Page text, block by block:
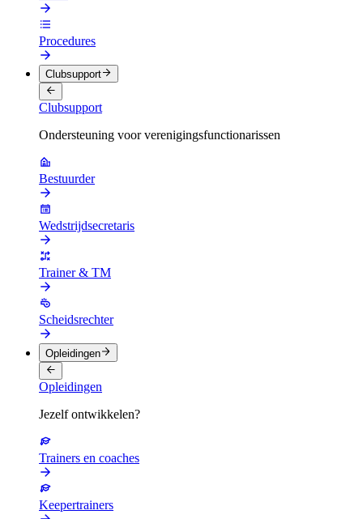
Procedures
Clubsupport
Clubsupport
Ondersteuning voor verenigingsfunctionarissen
Bestuurder
Wedstrijdsecretaris
Trainer & TM
Scheidsrechter
Opleidingen
Opleidingen
Jezelf ontwikkelen?
Trainers en coaches
Keepertrainers